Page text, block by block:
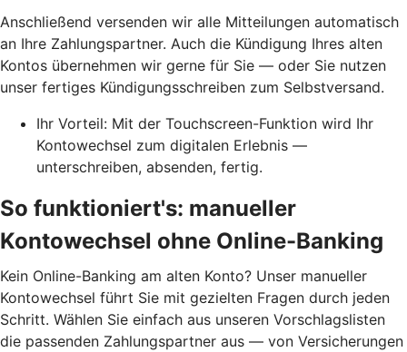
Anschließend versenden wir alle Mitteilungen automatisch
an Ihre Zahlungspartner. Auch die Kündigung Ihres alten
Kontos übernehmen wir gerne für Sie — oder Sie nutzen
unser fertiges Kündigungsschreiben zum Selbstversand.
Ihr Vorteil: Mit der Touchscreen-Funktion wird Ihr
Kontowechsel zum digitalen Erlebnis —
unterschreiben, absenden, fertig.
So funktioniert's: manueller
Kontowechsel ohne Online-Banking
Kein Online-Banking am alten Konto? Unser manueller
Kontowechsel führt Sie mit gezielten Fragen durch jeden
Schritt. Wählen Sie einfach aus unseren Vorschlagslisten
die passenden Zahlungspartner aus — von Versicherungen